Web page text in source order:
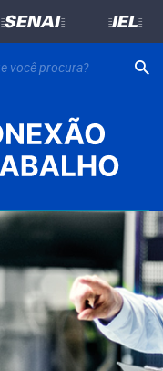
=SENAI= =IEL=